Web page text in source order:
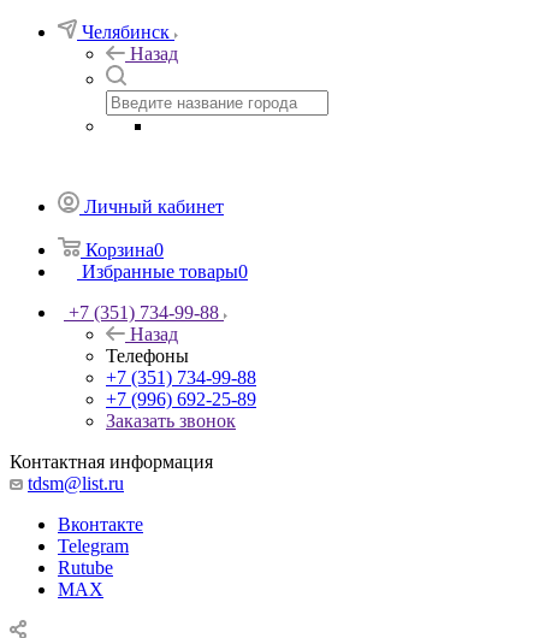
Челябинск
Назад
Личный кабинет
Корзина0
Избранные товары0
+7 (351) 734-99-88
Назад
Телефоны
+7 (351) 734-99-88
+7 (996) 692-25-89
Заказать звонок
Контактная информация
tdsm@list.ru
Вконтакте
Telegram
Rutube
MAX